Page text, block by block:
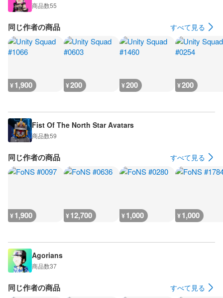
商品数55
同じ作者の商品 すべて見る
¥1,900 ¥200 ¥200 ¥200
Fist Of The North Star Avatars
商品数59
同じ作者の商品 すべて見る
¥1,900 ¥12,700 ¥1,000 ¥1,000
Agorians
商品数37
同じ作者の商品 すべて見る